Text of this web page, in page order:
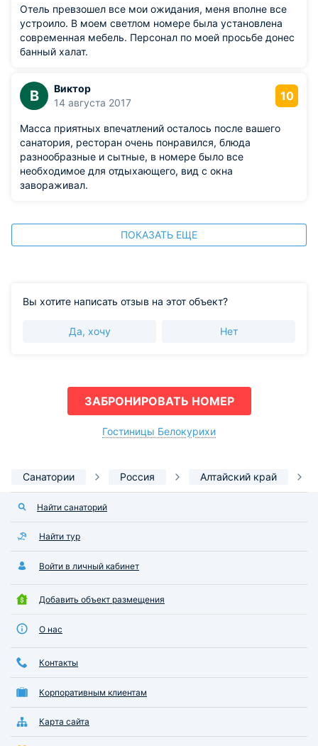
Отель превзошел все мои ожидания, меня вполне все
устроило. В моем светлом номере была установлена
современная мебель. Персонал по моей просьбе донес
банный халат.
В
Виктор
14 августа 2017
10
Масса приятных впечатлений осталось после вашего
санатория, ресторан очень понравился, блюда
разнообразные и сытные, в номере было все
необходимое для отдыхающего, вид с окна
завораживал.
ПОКАЗАТЬ ЕЩЕ
Вы хотите написать отзыв на этот объект?
Да, хочу Нет
ЗАБРОНИРОВАТЬ НОМЕР
Гостиницы Белокурихи
Санатории Россия Алтайский край
Найти санаторий
Найти тур
Войти в личный кабинет
Добавить объект размещения
О нас
Контакты
Корпоративным клиентам
Карта сайта